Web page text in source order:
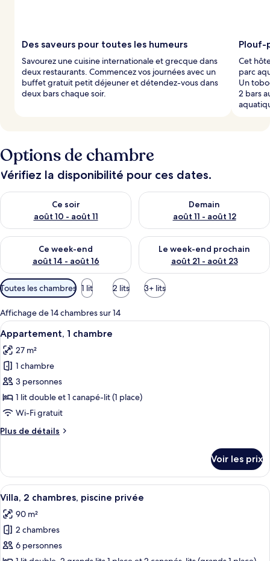
Des saveurs pour toutes les humeurs
Savourez une cuisine internationale et grecque dans
deux restaurants. Commencez vos journées avec un
buffet gratuit petit déjeuner et détendez-vous dans
deux bars chaque soir.
Plouf-
Cet
parc
Un
2 bars
Options de chambre
Vérifiez la disponibilité pour ces dates.
Ce soir
août 10 - août 11
Vérifier la disponibilité pour ce soir août 10 - août 11
Demain
août 11 - août 12
Vérifier la disponibilité pour
Ce week-end
août 14 - août 16
Vérifier la disponibilité pour ce week-end août 14 - août 16
Le week-end prochain
août 21 - août 23
Vérifier la disponibilité pour
Filtres
disponibles
pour
les
chambres
Toutes les chambres 1 lit 2 lits 3+ lits
Affichage de 14 chambres sur 14
Afficher
toutes
les
photos
pour
ce
type
chambre :
chambre
Une chambre d’hôtel avec deux
5
Appartement, 1 chambre
27 m²
1 chambre
3 personnes
1 lit double et 1 canapé-lit (1 place)
Wi-Fi gratuit
Plus de détails
Plus
le
type
de
Appartement,
Voir les prix
Afficher
toutes
les
photos
pour
Une terrasse sur le toit avec une
6
Villa, 2 chambres, piscine privée
90 m²
2 chambres
6 personnes